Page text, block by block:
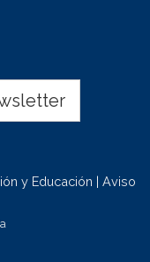
y Educación | Aviso